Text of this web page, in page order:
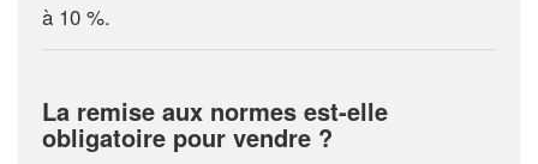
à 10 %.
La remise aux normes est-elle
obligatoire pour vendre ?